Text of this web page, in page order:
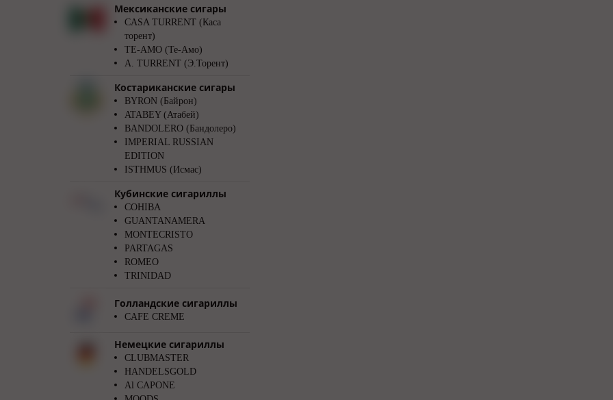
Мексиканские сигары
CASA TURRENT (Каса
торент)
TE-AMO (Те-Амо)
A. TURRENT (Э.Торент)
Костариканские сигары
BYRON (Байрон)
ATABEY (Атабей)
BANDOLERO (Бандолеро)
IMPERIAL RUSSIAN
EDITION
ISTHMUS (Исмас)
Кубинские сигариллы
COHIBA
GUANTANAMERA
MONTECRISTO
PARTAGAS
ROMEO
TRINIDAD
Голландские сигариллы
CAFE CREME
Немецкие сигариллы
CLUBMASTER
HANDELSGOLD
Al CAPONE